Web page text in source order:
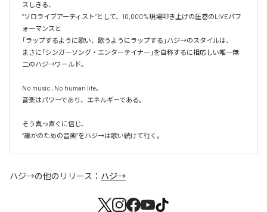
スしきる、
“ソロライブアーティスト”として、10,000%現場叩き上げの圧巻のLIVEパフ
ォーマンスと
「ラップするように歌い、歌うようにラップする」ハジ→のスタイルは、
まさに「シンガーソング・エンターテイナー」を自称するに相応しい唯一無
二のハジ→ワールド。
No music , No human life。
音楽はパワーであり、エネルギーである。
そう真っ直ぐに信じ、
ハジ→の他のリリース： ハジ→